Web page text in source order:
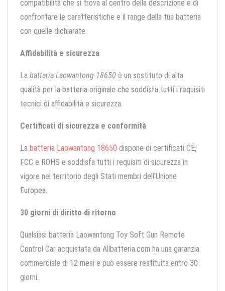
compatibilità che si trova al centro della descrizione e di
confrontare le caratteristiche e il range della tua batteria
con quelle dichiarate.
Affidabilità e sicurezza
La batteria Laowantong 18650 è un sostituto di alta
qualità per la batteria originale che soddisfa tutti i requisiti
tecnici di affidabilità e sicurezza.
Certificati di sicurezza e conformità
La batteria Laowantong 18650 dispone di certificati CE,
FCC e ROHS e soddisfa tutti i requisiti di sicurezza in
vigore nel territorio degli Stati membri dell'Unione
Europea.
30 giorni di diritto di ritorno
Qualsiasi batteria Laowantong Toy Soft Gun Remote
Control Car acquistata da Allbatteria.com ha una garanzia
commerciale di 12 mesi e può essere restituita entro 30
giorni.